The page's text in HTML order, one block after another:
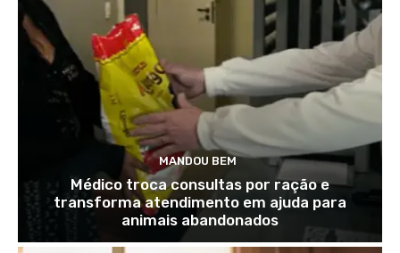
MANDOU BEM
Médico troca consultas por ração e
transforma atendimento em ajuda para
animais abandonados